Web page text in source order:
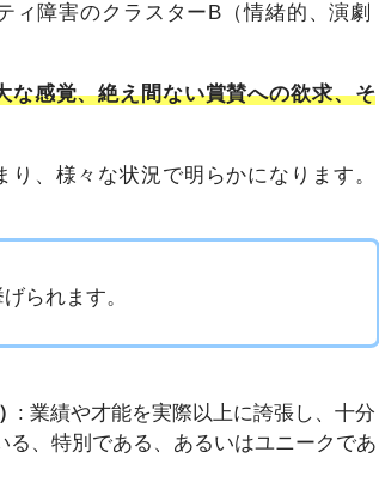
ィ障害のクラスターB（情緒的、演劇
な感覚、絶え間ない賞賛への欲求、そ
、様々な状況で明らかになります。
られます。
: 業績や才能を実際以上に誇張し、十分
、特別である、あるいはユニークであ